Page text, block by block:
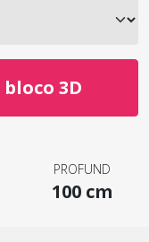
bloco 3D
PROFUND
100 cm